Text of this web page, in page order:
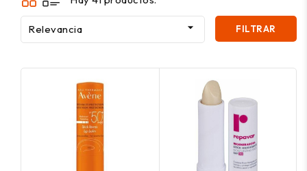
Relevancia  FILTRAR